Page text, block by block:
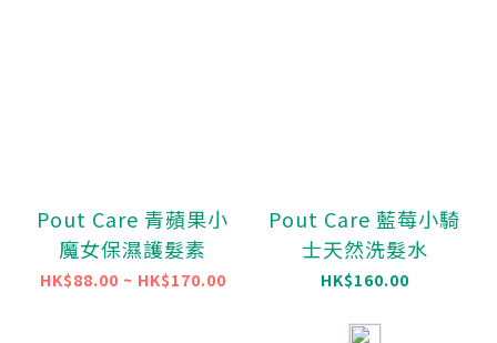
Pout Care 青蘋果小
魔女保濕護髮素
HK$88.00 ~ HK$170.00
Pout Care 藍莓小騎
士天然洗髮水
HK$160.00